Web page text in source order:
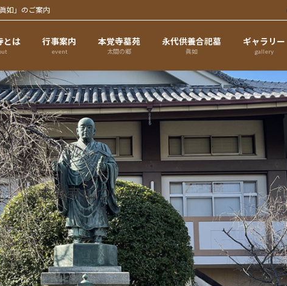
如」のご案内
とは 行事案内
event
本覚寺墓苑
太閤の郷
永代供養合祀墓
眞如
ギャラリー
gallery
本覺寺について